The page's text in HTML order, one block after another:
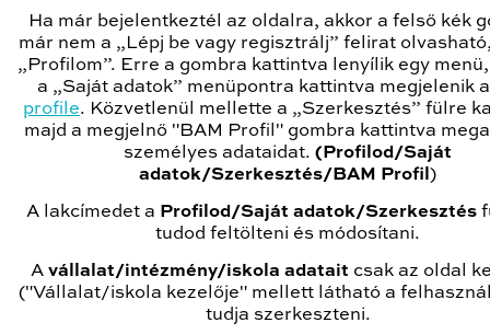
Ha már bejelentkeztél az oldalra, akkor a felső kék
már nem a „Lépj be vagy regisztrálj” felirat
„Profilom”. Erre a gombra kattintva lenyílik egy
a „Saját adatok” menüpontra kattintva megjelenik
profile. Közvetlenül mellette a „Szerkesztés” fülre
majd a megjelnő "BAM Profil" gombra kattintva
személyes adataidat.(Profilod/Saját
adatok/Szerkesztés/BAM Profil)
A lakcímedet a Profilod/Saját adatok/Szerkesztés
tudod feltölteni és módosítani.
Avállalat/intézmény/iskola adatait csak az oldal
("Vállalat/iskola kezelője" mellett látható a
tudja szerkeszteni.